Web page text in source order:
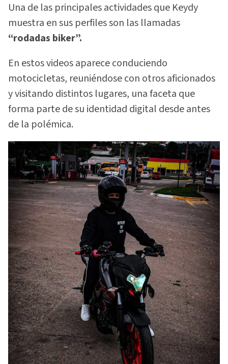
Una de las principales actividades que Keydy
muestra en sus perfiles son las llamadas
“rodadas biker”.
En estos videos aparece conduciendo
motocicletas, reuniéndose con otros aficionados
y visitando distintos lugares, una faceta que
forma parte de su identidad digital desde antes
de la polémica.